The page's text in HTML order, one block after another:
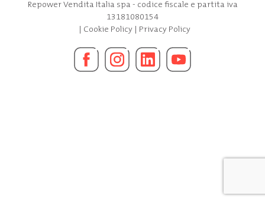
Repower Vendita Italia spa - codice fiscale e partita iva
13181080154
| Cookie Policy| Privacy Policy